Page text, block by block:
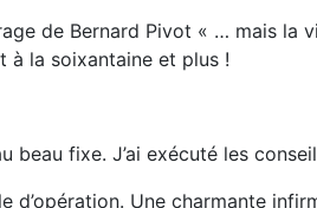
de Bernard Pivot « … mais la
à la soixantaine et plus !
fixe. J’ai exécuté les
Une charmante